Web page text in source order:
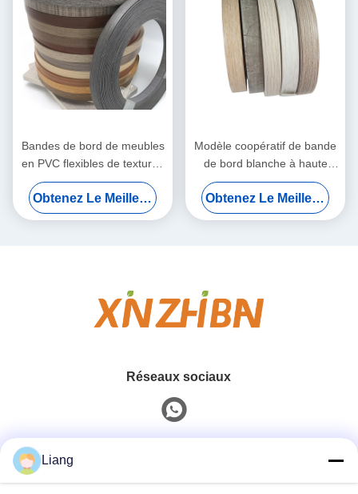
Bandes de bord de meubles
en PVC flexibles de textures
différentes Optionnel contre
les collisions Panneau
imperméable à l'eau
Obtenez Le Meilleur Prix
Modèle coopératif de bande
de bord blanche à haute
densité pour les marques de
maison de luxe
Obtenez Le Meilleur Prix
Réseaux sociaux
Liang